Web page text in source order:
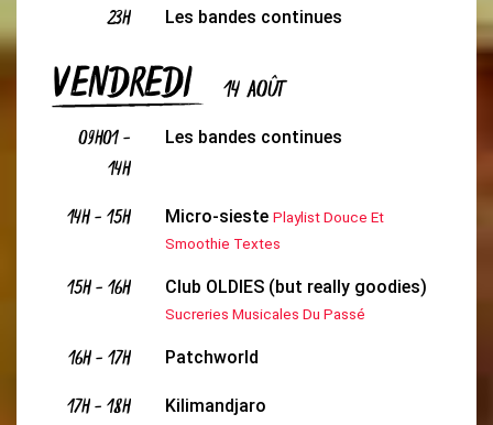
23H Les bandes continues
VENDREDI 14 AOÛT
09H01-
14H
Les bandes continues
14H-15H Micro-sieste Playlist Douce Et
Smoothie Textes
15H-16H Club OLDIES (but really goodies)
Sucreries Musicales Du Passé
16H-17H Patchworld
17H-18H Kilimandjaro